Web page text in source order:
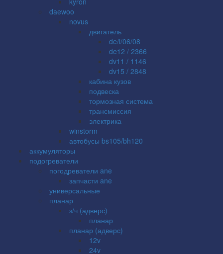
daewoo
novus
двигатель
de/l/06/08
de12 / 2366
dv11 / 1146
dv15 / 2848
кабина кузов
подвеска
тормозная система
трансмиссия
электрика
winstorm
автобусы bs105/bh120
аккумуляторы
подогреватели
погодреватели ane
запчасти ane
универсальные
планар
з/ч (адверс)
планар
планар (адверс)
12v
24v